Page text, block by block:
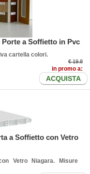
a Soffietto in Pvc
cartella colori.
€ 19.8
in promo a:
ACQUISTA
a Soffietto con Vetro
Vetro Niagara. Misure